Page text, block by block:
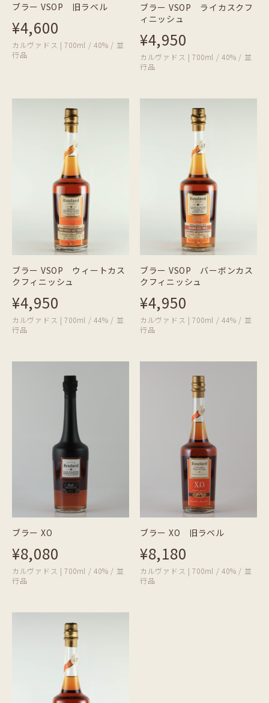
ブラー VSOP 旧ラベル
¥4,600
カルヴァドス | 700ml / 40% / 並
行品
ブラー VSOP ライカスクフ
ィニッシュ
¥4,950
カルヴァドス | 700ml / 40% / 並
行品
ブラー VSOP ウィートカス
クフィニッシュ
¥4,950
カルヴァドス | 700ml / 44% / 並
行品
ブラー VSOP バーボンカス
クフィニッシュ
¥4,950
カルヴァドス | 700ml / 44% / 並
行品
ブラー XO
¥8,080
カルヴァドス | 700ml / 40% / 並
行品
ブラー XO 旧ラベル
¥8,180
カルヴァドス | 700ml / 40% / 並
行品